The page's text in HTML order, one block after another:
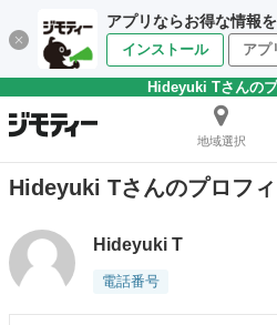
アプリならお得な情報
インストール アプ
Hideyuki Tさんの
地域選択
Hideyuki Tさんのプロフ
Hideyuki T
電話番号